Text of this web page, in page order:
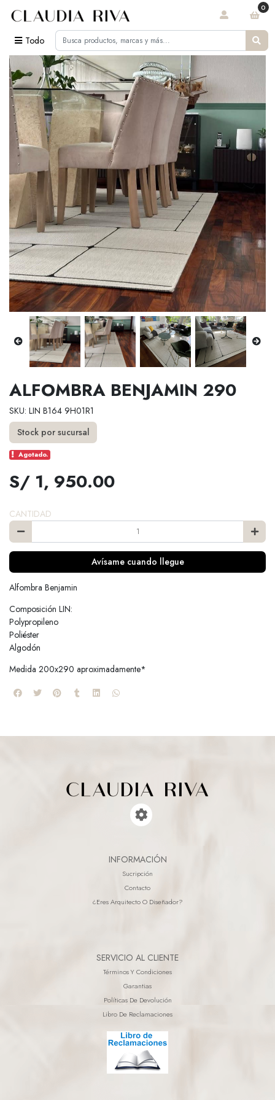
Todo
0
ALFOMBRA BENJAMIN 290
SKU: LIN B164 9H01R1
Stock por sucursal
Agotado.
S/ 1, 950.00
CANTIDAD
Avísame cuando llegue
Alfombra Benjamin
Composición LIN:
Polypropileno
Poliéster
Algodón
Medida 200x290 aproximadamente*
INFORMACIÓN
Sucripción
Contacto
¿eres Arquitecto O Diseñador?
SERVICIO AL CLIENTE
Términos Y Condiciones
Garantias
Políticas De Devolución
Libro De Reclamaciones